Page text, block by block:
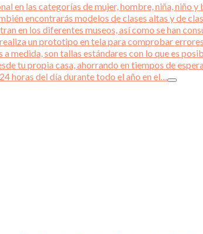
en las categorías de mujer, hombre, niña, niño
encontrarás modelos de clases altas y de
en los diferentes museos, así como se han
un prototipo en tela para comprobar
medida, son tallas estándares con lo que es
tu propia casa, ahorrando en tiempos de
horas del día durante todo el año en el…